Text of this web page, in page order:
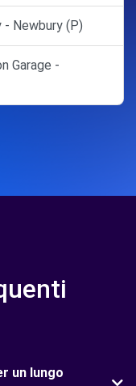
- Newbury (P)
Garage -
un lungo